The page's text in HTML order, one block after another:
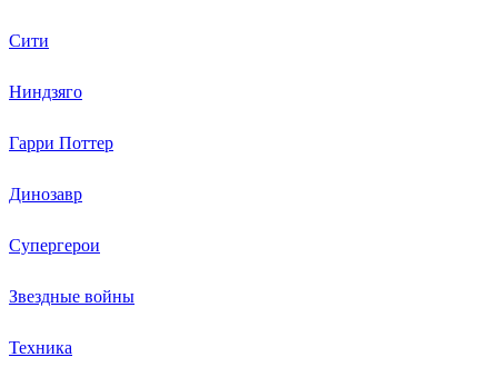
Сити
Ниндзяго
Гарри Поттер
Динозавр
Супергерои
Звездные войны
Техника